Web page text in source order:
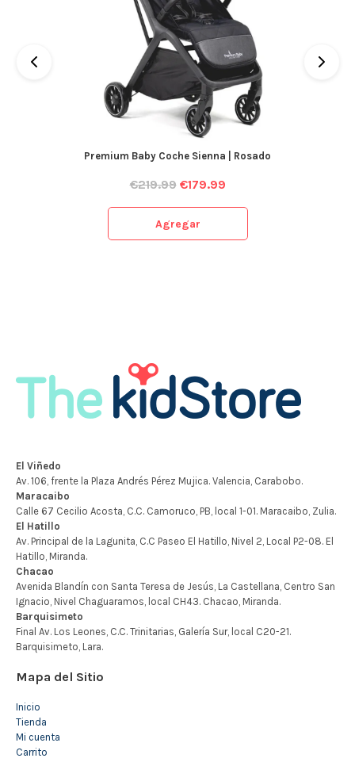
Premium Baby Coche Sienna | Rosado
€219.99 €179.99
Agregar
Mapa del Sitio
Inicio
Tienda
Mi cuenta
Carrito